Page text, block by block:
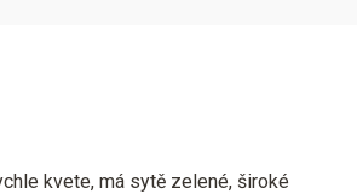
kvete, má sytě zelené, široké